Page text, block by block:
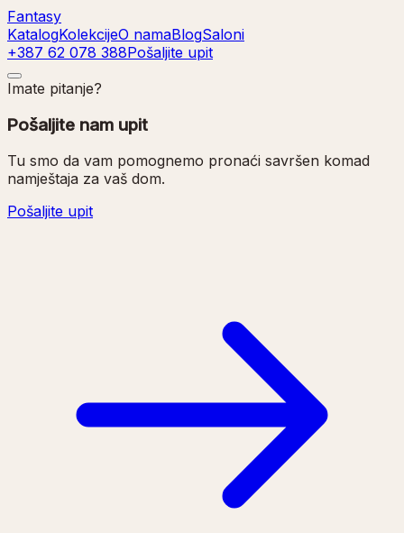
Fantasy
KatalogKolekcijeO namaBlogSaloni
+387 62 078 388Pošaljite upit
Imate pitanje?
Pošaljite nam upit
Tu smo da vam pomognemo pronaći savršen komad
namještaja za vaš dom.
Pošaljite upit